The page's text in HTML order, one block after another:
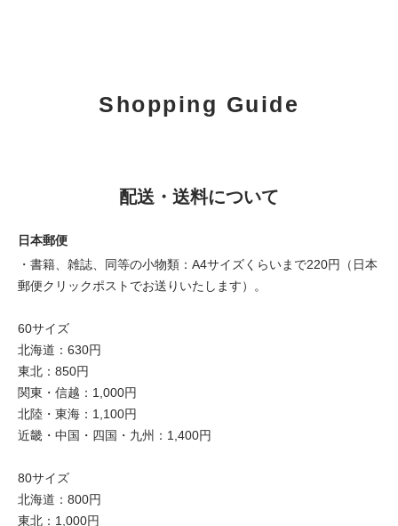
Shopping Guide
配送・送料について
日本郵便
・書籍、雑誌、同等の小物類：A4サイズくらいまで220円（日本
郵便クリックポストでお送りいたします）。
60サイズ
北海道：630円
東北：850円
関東・信越：1,000円
北陸・東海：1,100円
近畿・中国・四国・九州：1,400円
80サイズ
北海道：800円
東北：1,000円